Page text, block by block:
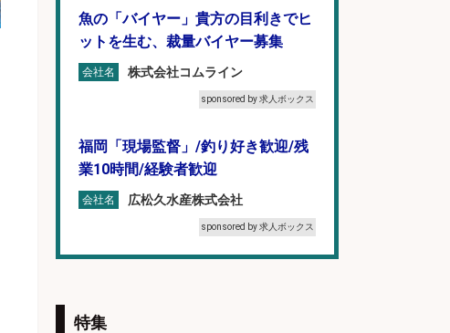
魚の「バイヤー」貴方の目利きでヒ
ットを生む、裁量バイヤー募集
会社名 株式会社コムライン
sponsored by 求人ボックス
福岡「現場監督」/釣り好き歓迎/残
業10時間/経験者歓迎
会社名 広松久水産株式会社
sponsored by 求人ボックス
週4日から勤務OK/希望休が取得で
特集